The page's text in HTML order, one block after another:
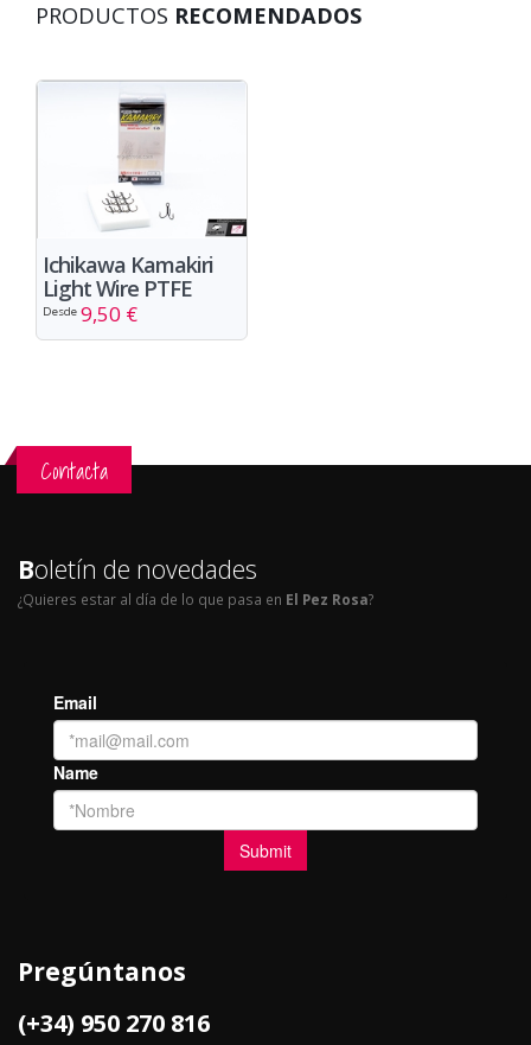
PRODUCTOS RECOMENDADOS
Ichikawa Kamakiri
Light Wire PTFE
Desde 9,50 €
Contacta
Boletín de novedades
¿Quieres estar al día de lo que pasa en El Pez Rosa?
Pregúntanos
(+34) 950 270 816